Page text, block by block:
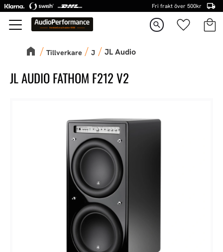
Meny
Fri frakt över 500kr
search Favoriter
Tillverkare J JL Audio
JL AUDIO FATHOM F212 V2